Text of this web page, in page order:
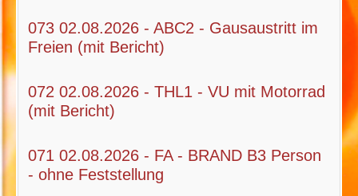
073 02.08.2026 - ABC2 - Gausaustritt im
Freien (mit Bericht)
072 02.08.2026 - THL1 - VU mit Motorrad
(mit Bericht)
071 02.08.2026 - FA - BRAND B3 Person
- ohne Feststellung